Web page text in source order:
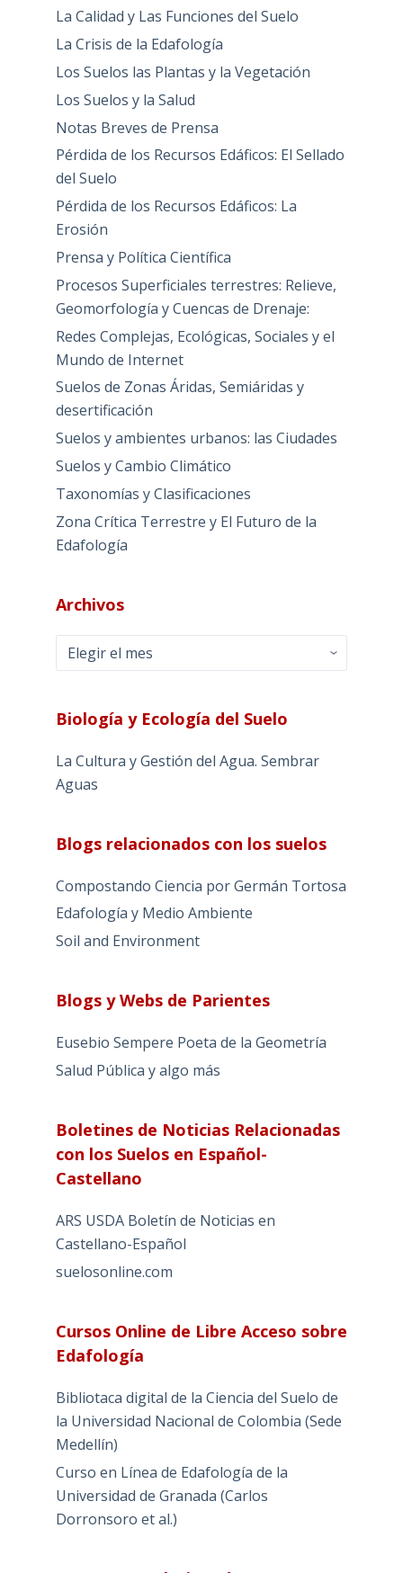
La Calidad y Las Funciones del Suelo
La Crisis de la Edafología
Los Suelos las Plantas y la Vegetación
Los Suelos y la Salud
Notas Breves de Prensa
Pérdida de los Recursos Edáficos: El Sellado
del Suelo
Pérdida de los Recursos Edáficos: La
Erosión
Prensa y Política Científica
Procesos Superficiales terrestres: Relieve,
Geomorfología y Cuencas de Drenaje:
Redes Complejas, Ecológicas, Sociales y el
Mundo de Internet
Suelos de Zonas Áridas, Semiáridas y
desertificación
Suelos y ambientes urbanos: las Ciudades
Suelos y Cambio Climático
Taxonomías y Clasificaciones
Zona Crítica Terrestre y El Futuro de la
Edafología
Archivos
Archivos
Biología y Ecología del Suelo
La Cultura y Gestión del Agua. Sembrar
Aguas
Blogs relacionados con los suelos
Compostando Ciencia por Germán Tortosa
Edafología y Medio Ambiente
Soil and Environment
Blogs y Webs de Parientes
Eusebio Sempere Poeta de la Geometría
Salud Pública y algo más
Boletines de Noticias Relacionadas
con los Suelos en Español-
Castellano
ARS USDA Boletín de Noticias en
Castellano-Español
suelosonline.com
Cursos Online de Libre Acceso sobre
Edafología
Bibliotaca digital de la Ciencia del Suelo de
la Universidad Nacional de Colombia (Sede
Medellín)
Curso en Línea de Edafología de la
Universidad de Granada (Carlos
Dorronsoro et al.)